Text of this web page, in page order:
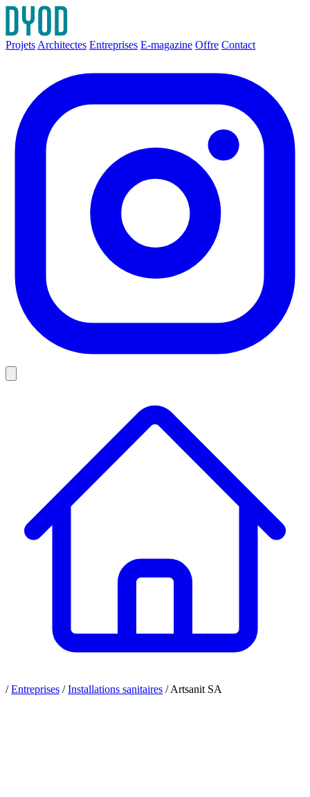
Projets Architectes Entreprises E-magazine Offre Contact
/ Entreprises / Installations sanitaires /Artsanit SA